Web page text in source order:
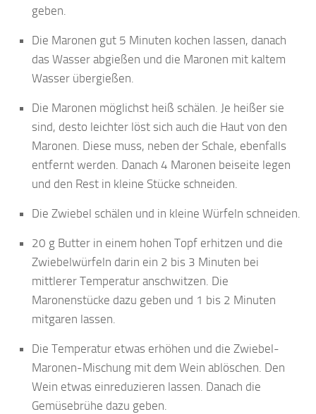
geben.
Die Maronen gut 5 Minuten kochen lassen, danach
das Wasser abgießen und die Maronen mit kaltem
Wasser übergießen.
Die Maronen möglichst heiß schälen. Je heißer sie
sind, desto leichter löst sich auch die Haut von den
Maronen. Diese muss, neben der Schale, ebenfalls
entfernt werden. Danach 4 Maronen beiseite legen
und den Rest in kleine Stücke schneiden.
Die Zwiebel schälen und in kleine Würfeln schneiden.
20 g Butter in einem hohen Topf erhitzen und die
Zwiebelwürfeln darin ein 2 bis 3 Minuten bei
mittlerer Temperatur anschwitzen. Die
Maronenstücke dazu geben und 1 bis 2 Minuten
mitgaren lassen.
Die Temperatur etwas erhöhen und die Zwiebel-
Maronen-Mischung mit dem Wein ablöschen. Den
Wein etwas einreduzieren lassen. Danach die
Gemüsebrühe dazu geben.